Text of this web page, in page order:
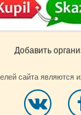
Добавить
сайта являются